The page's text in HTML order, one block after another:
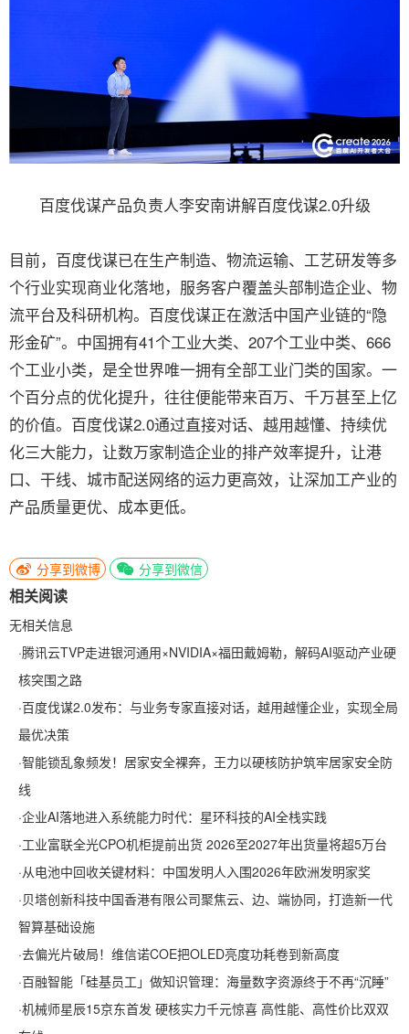
百度伐谋产品负责人李安南讲解百度伐谋2.0升级
目前，百度伐谋已在生产制造、物流运输、工艺研发等多
个行业实现商业化落地，服务客户覆盖头部制造企业、物
流平台及科研机构。百度伐谋正在激活中国产业链的“隐
形金矿”。中国拥有41个工业大类、207个工业中类、666
个工业小类，是全世界唯一拥有全部工业门类的国家。一
个百分点的优化提升，往往便能带来百万、千万甚至上亿
的价值。百度伐谋2.0通过直接对话、越用越懂、持续优
化三大能力，让数万家制造企业的排产效率提升，让港
口、干线、城市配送网络的运力更高效，让深加工产业的
产品质量更优、成本更低。
分享到微博 分享到微信
相关阅读
无相关信息
·腾讯云TVP走进银河通用×NVIDIA×福田戴姆勒，解码AI驱动产业硬
核突围之路
·百度伐谋2.0发布：与业务专家直接对话，越用越懂企业，实现全局
最优决策
·智能锁乱象频发！居家安全裸奔，王力以硬核防护筑牢居家安全防
线
·企业AI落地进入系统能力时代：星环科技的AI全栈实践
·工业富联全光CPO机柜提前出货 2026至2027年出货量将超5万台
·从电池中回收关键材料：中国发明人入围2026年欧洲发明家奖
·贝塔创新科技中国香港有限公司聚焦云、边、端协同，打造新一代
智算基础设施
·去偏光片破局！维信诺COE把OLED亮度功耗卷到新高度
·百融智能「硅基员工」做知识管理：海量数字资源终于不再“沉睡”
·机械师星辰15京东首发 硬核实力千元惊喜 高性能、高性价比双双